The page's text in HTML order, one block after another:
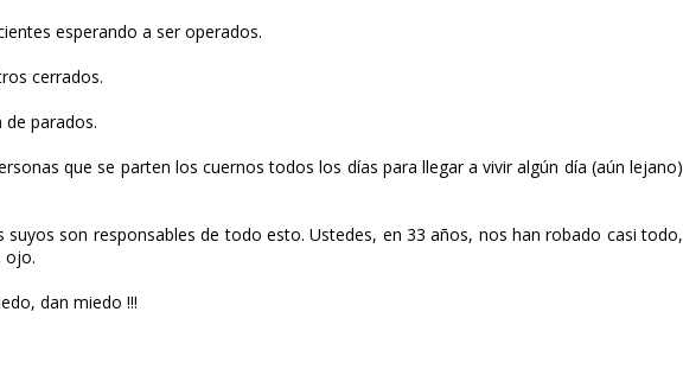
esperando a ser operados.
cerrados.
de parados.
que se parten los cuernos todos los días para llegar a vivir algún día (aún lejano)
suyos son responsables de todo esto. Ustedes, en 33 años, nos han robado casi todo,
ojo.
dan miedo !!!